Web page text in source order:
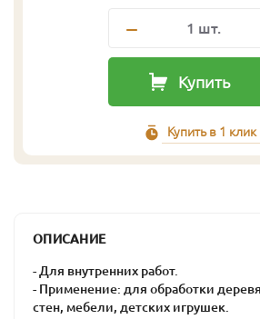
1 шт.
Купить
Купить в 1 клик
ОПИСАНИЕ
- Для внутренних работ.
- Применение: для обработки
стен, мебели, детских игрушек.